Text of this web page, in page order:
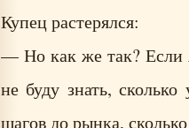
Купец растерялся:
— Но как же так? Если
не буду знать,
шагов до рынка,